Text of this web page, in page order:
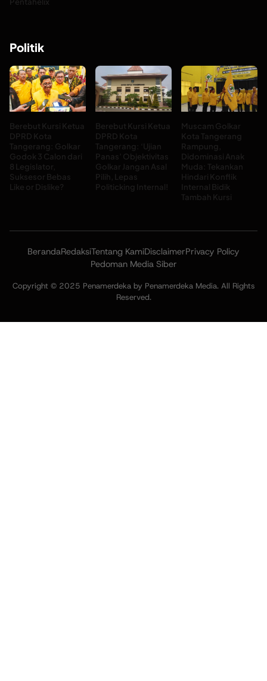
Politik
Berebut Kursi Ketua
DPRD Kota
Tangerang: Golkar
Godok 3 Calon dari
8 Legislator,
Suksesor Bebas
Like or Dislike?
Berebut Kursi Ketua
DPRD Kota
Tangerang: ‘Ujian
Panas’ Objektivitas
Golkar Jangan Asal
Pilih, Lepas
Politicking Internal!
Muscam Golkar
Kota Tangerang
Rampung,
Didominasi Anak
Muda: Tekankan
Hindari Konflik
Internal Bidik
Tambah Kursi
BerandaRedaksiTentang KamiDisclaimerPrivacy Policy
Pedoman Media Siber
Copyright © 2025 Penamerdeka by Penamerdeka Media. All Rights
Reserved.